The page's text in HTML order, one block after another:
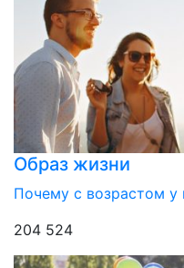
Образ жизни
Почему с возрастом у
204 524